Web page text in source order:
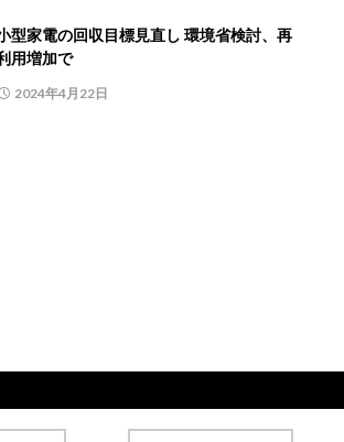
型家電の回収目標見直し 環境省検討、再
用増加で
2024年4月22日